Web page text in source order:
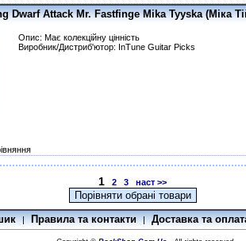
Dwarf Attack Mr. Fastfinge Mika Tyyska (Міка
Опис: Має колекційну цінність
Виробник/Дистриб'ютор: InTune Guitar Picks
1 2 3 наст >>
| Правила та контакти | Доставка та